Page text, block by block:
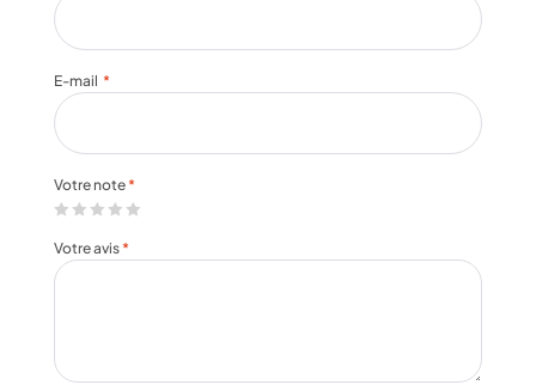
Votre note *
Votre avis *
E-mail *